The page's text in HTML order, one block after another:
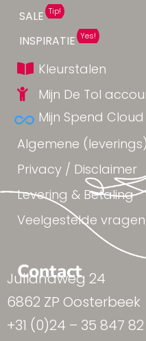
Contact
Julianaweg 24
6862 ZP Oosterbeek
+31 (0)24 – 35 847 82
SALE Tip!
INSPIRATIE Yes!
Kleurstalen
Mijn De Tol
Mijn Spend Cloud
Algemene
Privacy / Disclaimer
Levering & Betaling
Veelgestelde vragen